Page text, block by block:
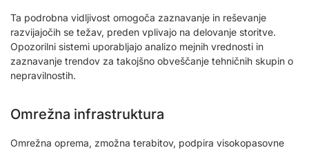
Ta podrobna vidljivost omogoča zaznavanje in reševanje
razvijajočih se težav, preden vplivajo na delovanje storitve.
Opozorilni sistemi uporabljajo analizo mejnih vrednosti in
zaznavanje trendov za takojšno obveščanje tehničnih skupin o
nepravilnostih.
Omrežna infrastruktura
Omrežna oprema, zmožna terabitov, podpira visokopasovne